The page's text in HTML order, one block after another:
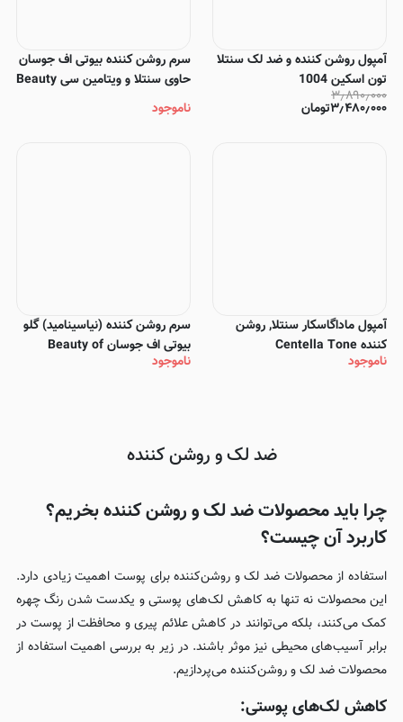
آمپول روشن کننده و ضد لک سنتلا
تون اسکین 1004
۳٫۸۹۰٫۰۰۰
۳٫۴۸۰٫۰۰۰تومان
سرم روشن کننده بیوتی اف جوسان
حاوی سنتلا و ویتامین سی Beauty
of Joseon Light On Serum
Centella + Vita C
ناموجود
آمپول ماداگاسکار سنتلا, روشن
کننده Centella Tone
Brightening Capsule Ampoule
ناموجود
سرم روشن کننده (نیاسینامید) گلو
بیوتی اف جوسان Beauty of
Joseon Glow Serum
ناموجود
ضد لک و روشن کننده
چرا باید محصولات ضد لک و روشن کننده بخریم؟
کاربرد آن چیست؟
استفاده از محصولات ضد لک و روشن‌کننده برای پوست اهمیت زیادی دارد.
این محصولات نه تنها به کاهش لک‌های پوستی و یکدست شدن رنگ چهره
کمک می‌کنند، بلکه می‌توانند در کاهش علائم پیری و محافظت از پوست در
برابر آسیب‌های محیطی نیز موثر باشند. در زیر به بررسی اهمیت استفاده از
محصولات ضد لک و روشن‌کننده می‌پردازیم.
کاهش لک‌های پوستی: